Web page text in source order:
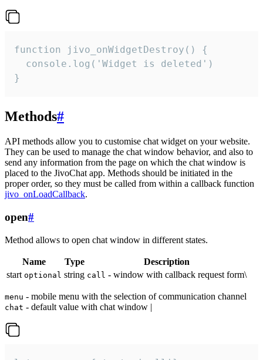
function jivo_onWidgetDestroy() {
  console.log('Widget is deleted')
}
Methods#
API methods allow you to customise chat widget on your website.
They can be used to manage the chat window behavior, and also to
send any information from the page on which the chat window is
placed to the JivoChat app. Methods should be initiated in the
proper order, so they must be called from within a callback function
jivo_onLoadCallback.
open#
Method allows to open chat window in different states.
Name Type
Description
start optional string call - window with callback request form\
menu - mobile menu with the selection of communication channel
chat - default value with chat window |